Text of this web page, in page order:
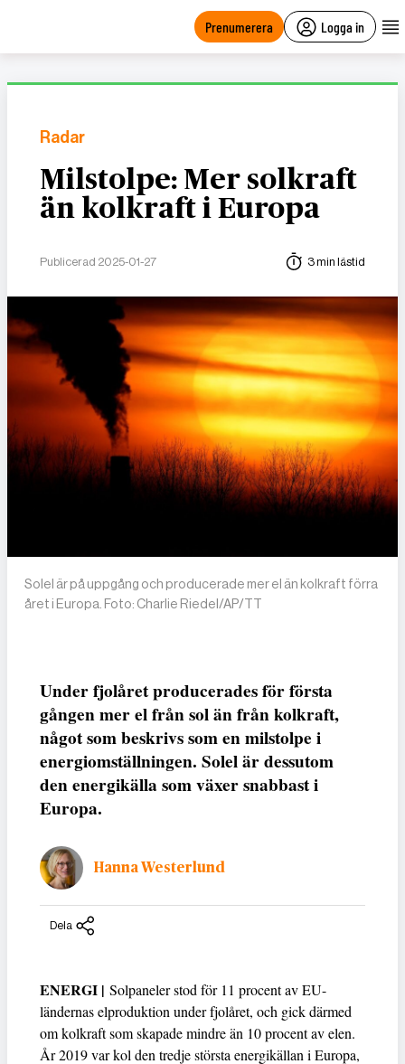
Prenumerera Logga in
Radar
Milstolpe: Mer solkraft
än kolkraft i Europa
Publicerad 2025-01-27 3 min lästid
Solel är på uppgång och producerade mer el än kolkraft förra
året i Europa. Foto: Charlie Riedel/AP/TT
Under fjolåret producerades för första
gången mer el från sol än från kolkraft,
något som beskrivs som en milstolpe i
energiomställningen. Solel är dessutom
den energikälla som växer snabbast i
Europa.
Hanna Westerlund
Dela
ENERGI | Solpaneler stod för 11 procent av EU-
ländernas elproduktion under fjolåret, och gick därmed
om kolkraft som skapade mindre än 10 procent av elen.
År 2019 var kol den tredje största energikällan i Europa,